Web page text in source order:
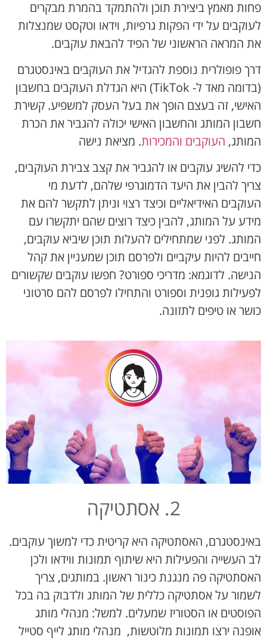
פחות מאמץ ביצירת תוכן ולהתמקד בהמרת מבקרים
לעוקבים על ידי הפקות גרפיות, וידאו וטקסט שמנצלות
את המראה הראשוני של הפיד להבאת עוקבים.
דרך פופולרית נוספת להגדיל את העוקבים באינסטגרם
(בדומה מאד ל- TikTok) היא הגדלת העוקבים בחשבון
האישי, זה בעצם הופך את בעל העסק למשפיע. קשירת
חשבון המותג והחשבון האישי יכולה להגביר את הכרת
המותג, העוקבים והמכירות. מציאת נישה
כדי להשיג עוקבים או להגביר את קצב צבירת העוקבים,
צריך להבין את היעד הדמוגרפי שלהם, לדעת מי
העוקבים האידיאליים וכיצד רצוי וניתן לתקשר להם את
מידע על המותג, להבין כיצד רוצים שהם יתקשרו עם
המותג. לפני שמתחילים להעלות תוכן שיביא עוקבים,
חייבים להיות עיקביים ולפרסם תוכן שמעניין את קהל
הנישה. לדוגמא: מדריכי ספורט? חפשו עוקבים שקשורים
לפעילות גופנית וספורט והתחילו לפרסם להם סרטוני
כושר או טיפים לתזונה.
2. אסתטיקה
באינסטגרם, האסתטיקה היא קריטית כדי למשוך עוקבים.
לב העשייה והפעילות היא שיתוף תמונות ווידאו ולכן
האסתטיקה פה מנגנת כינור ראשון. במותגים, צריך
לשמור על אסתטיקה כללית של המותג ולדבוק בה בכל
הפוסטים או הסטוריז שמעלים. למשל: מנהלי מותג
אופנה ירצו תמונות מלוטשות, מנהלי מותג לייף סטייל